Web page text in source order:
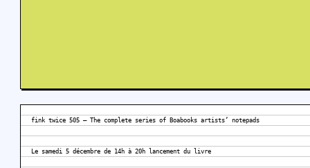
fink twice 505 – The complete series of Boabooks artists’ notepads
Le samedi 5 décembre de 14h à 20h lancement du livre